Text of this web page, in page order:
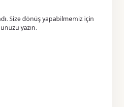
Size dönüş yapabilmemiz için
yazın.